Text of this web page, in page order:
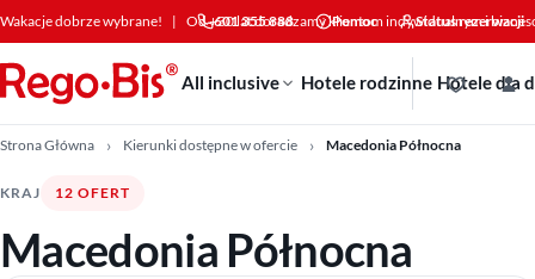
Przejdź do treści
Wakacje dobrze wybrane! | Od +30 lat doradzamy klientom indywidualnym i
601 355 888 Pomoc Status rezerwacji
All inclusive Hotele rodzinne Hotele dla
Strona Główna Kierunki dostępne w ofercie Macedonia Północna
KRAJ 12 OFERT
Macedonia Północna